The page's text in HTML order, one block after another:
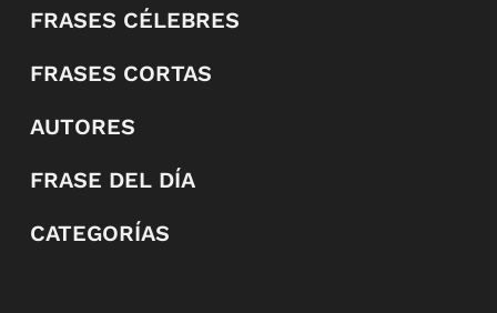
FRASES CÉLEBRES
FRASES CORTAS
AUTORES
FRASE DEL DÍA
CATEGORÍAS